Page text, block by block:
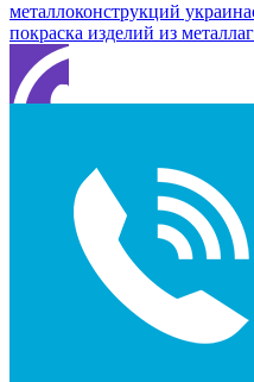
металлоконструкций украина
покраска изделий из металла